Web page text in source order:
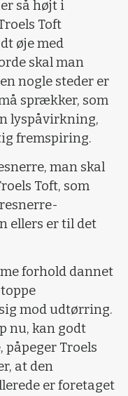
så højt i
Toft
øje med
skal man
nogle steder er
sprækker, som
lyspåvirkning,
fremspiring.
man skal
Toft, som
ellers er til det
forhold dannet
mod udtørring.
nu, kan godt
Troels
at den
er foretaget